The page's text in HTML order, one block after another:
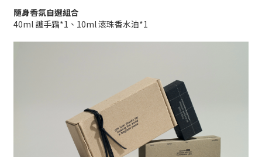
隨身香氛自選組合
40ml 護手霜*1、10ml 滾珠香水油*1